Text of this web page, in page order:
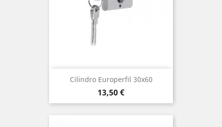
Cilindro Europerfil 30x60
Precio
13,50 €